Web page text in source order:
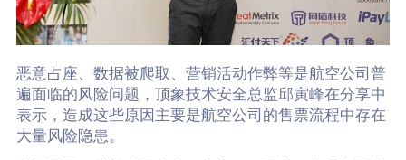
恶意占座、数据被爬取、营销活动作弊等是航空公司普
遍面临的风险问题，顶象技术安全总监邱寅峰在分享中
表示，造成这些原因主要是航空公司的售票流程中存在
大量风险隐患。